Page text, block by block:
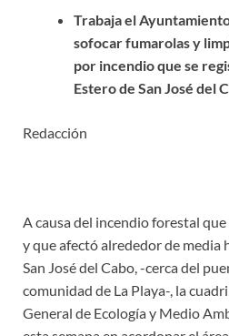
Trabaja el
sofocar fumarolas y
por incendio que se
Estero de San José del
Redacción
A causa del incendio forestal
y que afectó alrededor de media
San José del Cabo, -cerca del
comunidad de La Playa-, la
General de Ecología y Medio